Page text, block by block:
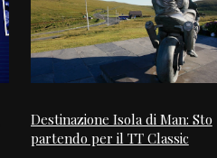
Destinazione Isola di Man: Sto
partendo per il TT Classic